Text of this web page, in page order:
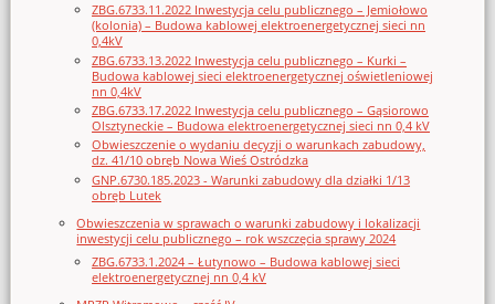
ZBG.6733.11.2022 Inwestycja celu publicznego – Jemiołowo
(kolonia) – Budowa kablowej elektroenergetycznej sieci nn
0,4kV
ZBG.6733.13.2022 Inwestycja celu publicznego – Kurki –
Budowa kablowej sieci elektroenergetycznej oświetleniowej
nn 0,4kV
ZBG.6733.17.2022 Inwestycja celu publicznego – Gąsiorowo
Olsztyneckie – Budowa elektroenergetycznej sieci nn 0,4 kV
Obwieszczenie o wydaniu decyzji o warunkach zabudowy,
dz. 41/10 obręb Nowa Wieś Ostródzka
GNP.6730.185.2023 - Warunki zabudowy dla działki 1/13
obręb Lutek
Obwieszczenia w sprawach o warunki zabudowy i lokalizacji
inwestycji celu publicznego – rok wszczęcia sprawy 2024
ZBG.6733.1.2024 – Łutynowo – Budowa kablowej sieci
elektroenergetycznej nn 0,4 kV